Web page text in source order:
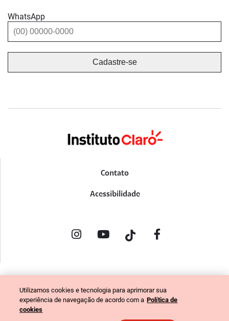
WhatsApp
Contato
Acessibilidade
PORTAL DE DENÚNCIAS
CÓDIGO DE ÉTICA (COLABORADORES)
Utilizamos cookies e tecnologia para aprimorar sua
experiência de navegação de acordo com a Política de
cookies